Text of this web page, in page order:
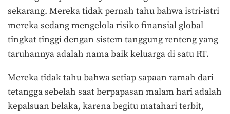
sekarang. Mereka tidak pernah tahu bahwa istri-istri
mereka sedang mengelola risiko finansial global
tingkat tinggi dengan sistem tanggung renteng yang
taruhannya adalah nama baik keluarga di satu RT.
Mereka tidak tahu bahwa setiap sapaan ramah dari
tetangga sebelah saat berpapasan malam hari adalah
kepalsuan belaka, karena begitu matahari terbit,